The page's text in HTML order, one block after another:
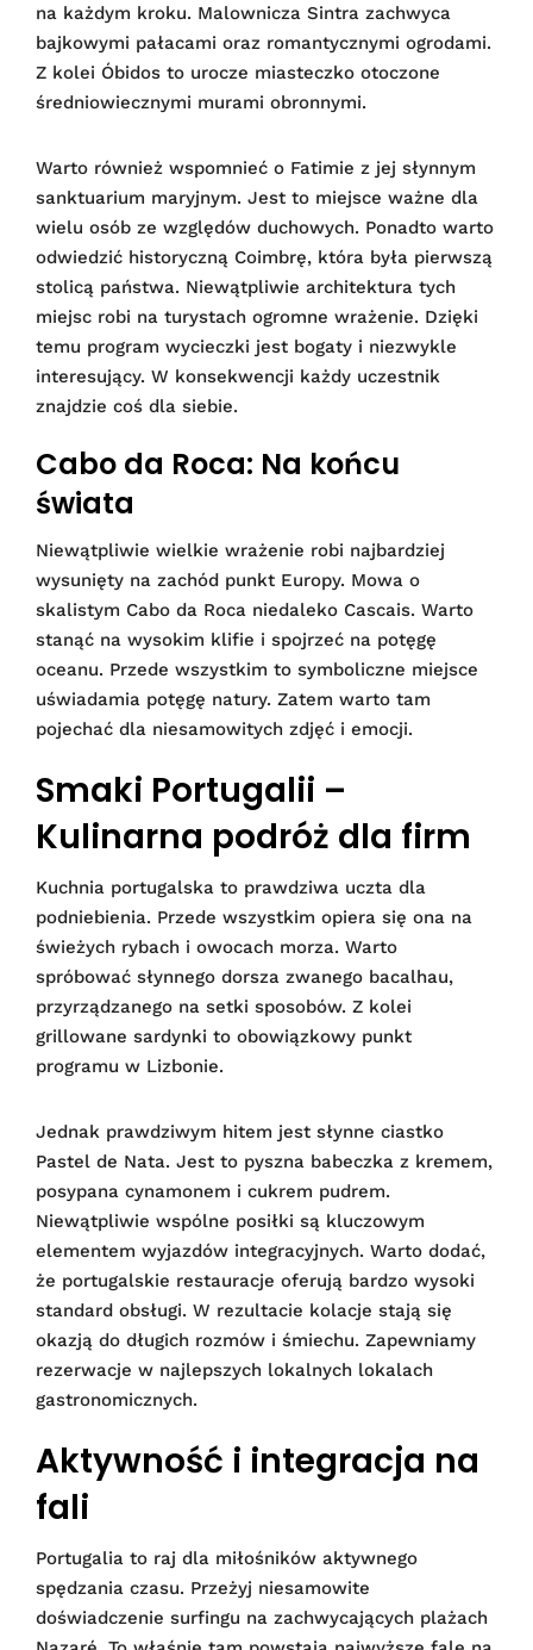
na każdym kroku. Malownicza Sintra zachwyca
bajkowymi pałacami oraz romantycznymi ogrodami.
Z kolei Óbidos to urocze miasteczko otoczone
średniowiecznymi murami obronnymi.
Warto również wspomnieć o Fatimie z jej słynnym
sanktuarium maryjnym. Jest to miejsce ważne dla
wielu osób ze względów duchowych. Ponadto warto
odwiedzić historyczną Coimbrę, która była pierwszą
stolicą państwa. Niewątpliwie architektura tych
miejsc robi na turystach ogromne wrażenie. Dzięki
temu program wycieczki jest bogaty i niezwykle
interesujący. W konsekwencji każdy uczestnik
znajdzie coś dla siebie.
Cabo da Roca: Na końcu
świata
Niewątpliwie wielkie wrażenie robi najbardziej
wysunięty na zachód punkt Europy. Mowa o
skalistym Cabo da Roca niedaleko Cascais. Warto
stanąć na wysokim klifie i spojrzeć na potęgę
oceanu. Przede wszystkim to symboliczne miejsce
uświadamia potęgę natury. Zatem warto tam
pojechać dla niesamowitych zdjęć i emocji.
Smaki Portugalii –
Kulinarna podróż dla firm
Kuchnia portugalska to prawdziwa uczta dla
podniebienia. Przede wszystkim opiera się ona na
świeżych rybach i owocach morza. Warto
spróbować słynnego dorsza zwanego bacalhau,
przyrządzanego na setki sposobów. Z kolei
grillowane sardynki to obowiązkowy punkt
programu w Lizbonie.
Jednak prawdziwym hitem jest słynne ciastko
Pastel de Nata. Jest to pyszna babeczka z kremem,
posypana cynamonem i cukrem pudrem.
Niewątpliwie wspólne posiłki są kluczowym
elementem wyjazdów integracyjnych. Warto dodać,
że portugalskie restauracje oferują bardzo wysoki
standard obsługi. W rezultacie kolacje stają się
okazją do długich rozmów i śmiechu. Zapewniamy
rezerwacje w najlepszych lokalnych lokalach
gastronomicznych.
Aktywność i integracja na
fali
Portugalia to raj dla miłośników aktywnego
spędzania czasu. Przeżyj niesamowite
doświadczenie surfingu na zachwycających plażach